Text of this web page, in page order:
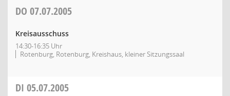
DO 07.07.2005
Kreisausschuss
14:30-16:35 Uhr
Rotenburg, Rotenburg, Kreishaus, kleiner Sitzungssaal
DI 05.07.2005